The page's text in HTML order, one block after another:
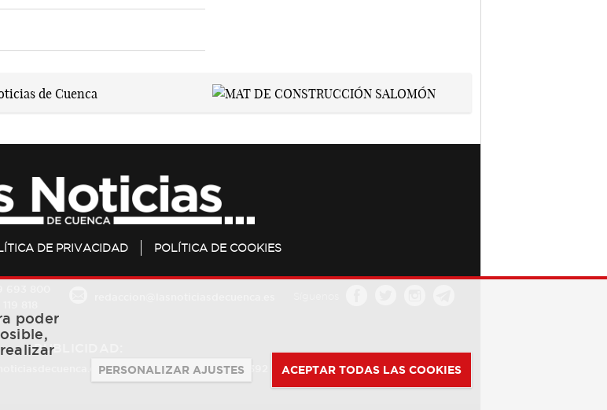
DE PRIVACIDAD POLÍTICA DE COOKIES
PUBLICIDAD:
684 126 573 / 670 726 392
poder
PERSONALIZAR AJUSTES ACEPTAR TODAS LAS COOKIES